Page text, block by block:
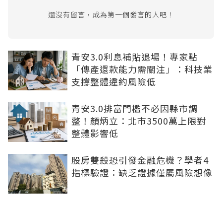
還沒有留言，成為第一個發言的人吧！
青安3.0利息補貼退場！專家點
「傳產還款能力需關注」：科技業
支撐整體違約風險低
青安3.0排富門檻不必因縣市調
整！顏炳立：北市3500萬上限對
整體影響低
股房雙殺恐引發金融危機？學者4
指標驗證：缺乏證據僅屬風險想像